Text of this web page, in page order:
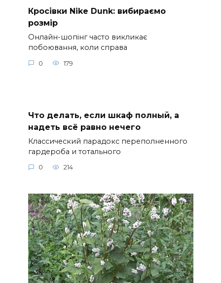
Кросівки Nike Dunk: вибираємо
розмір
Онлайн-шопінг часто викликає
побоювання, коли справа
0 179
Что делать, если шкаф полный, а
надеть всё равно нечего
Классический парадокс переполненного
гардероба и тотального
0 214